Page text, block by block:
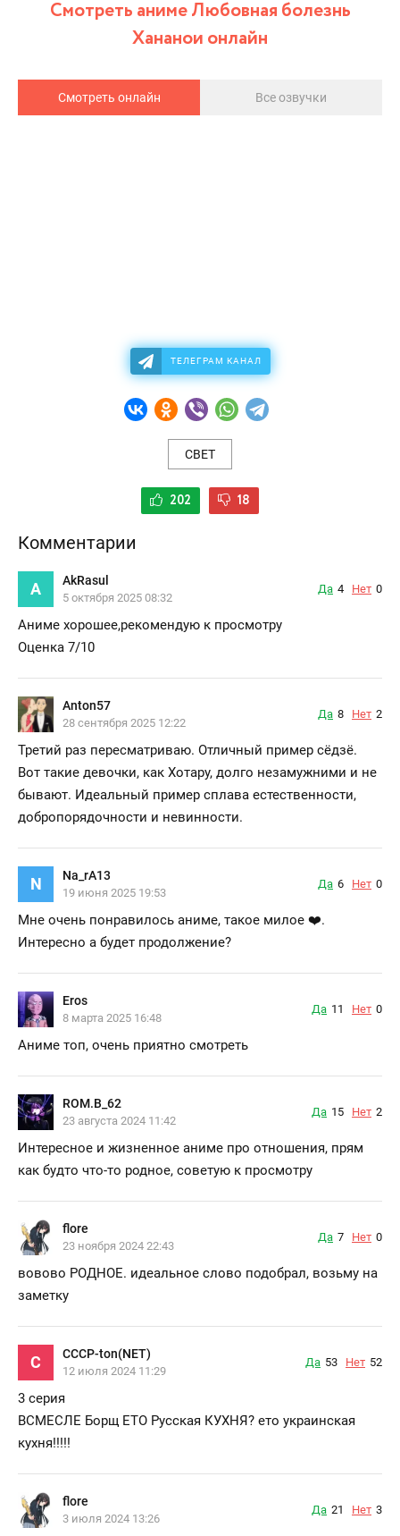
Смотреть аниме Любовная болезнь
Хананои онлайн
Смотреть онлайн Все озвучки
ТЕЛЕГРАМ КАНАЛ
СВЕТ
202 18
Комментарии
A AkRasul
5 октября 2025 08:32
Да 4 Нет 0
Аниме хорошее,рекомендую к просмотру
Оценка 7/10
Anton57
28 сентября 2025 12:22
Да 8 Нет 2
Третий раз пересматриваю. Отличный пример сёдзё.
Вот такие девочки, как Хотару, долго незамужними и не
бывают. Идеальный пример сплава естественности,
добропорядочности и невинности.
N Na_rA13
19 июня 2025 19:53
Да 6 Нет 0
Мне очень понравилось аниме, такое милое ❤️.
Интересно а будет продолжение?
Eros
8 марта 2025 16:48
Да 11 Нет 0
Аниме топ, очень приятно смотреть
ROM.B_62
23 августа 2024 11:42
Да 15 Нет 2
Интересное и жизненное аниме про отношения, прям
как будто что-то родное, советую к просмотру
flore
23 ноября 2024 22:43
Да 7 Нет 0
вовово РОДНОЕ. идеальное слово подобрал, возьму на
заметку
C CCCP-ton(NET)
12 июля 2024 11:29
Да 53 Нет 52
3 серия
ВСМЕСЛЕ Борщ ЕТО Русская КУХНЯ? ето украинская
кухня!!!!!
flore
3 июля 2024 13:26
Да 21 Нет 3